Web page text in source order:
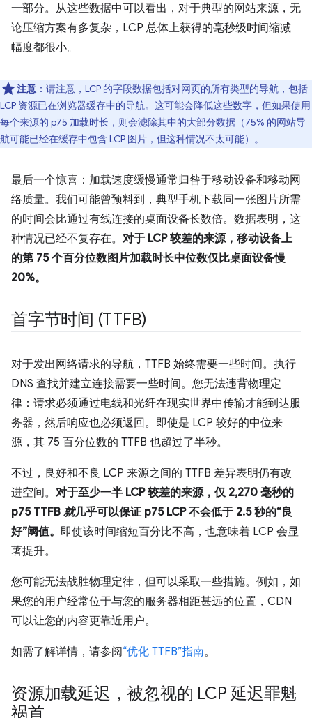
一部分。从这些数据中可以看出，对于典型的网站来源，无
论压缩方案有多复杂，LCP 总体上获得的毫秒级时间缩减
幅度都很小。
注意 ：请注意，LCP 的字段数据包括对网页的所有类型的导航，包括
LCP 资源已在浏览器缓存中的导航。这可能会降低这些数字，但如果使用
每个来源的 p75 加载时长，则会滤除其中的大部分数据（75% 的网站导
航可能已经在缓存中包含 LCP 图片，但这种情况不太可能）。
最后一个惊喜：加载速度缓慢通常归咎于移动设备和移动网
络质量。我们可能曾预料到，典型手机下载同一张图片所需
的时间会比通过有线连接的桌面设备长数倍。数据表明，这
种情况已经不复存在。 对于 LCP 较差的来源，移动设备上
的第 75 个百分位数图片加载时长中位数仅比桌面设备慢
20%。
首字节时间 (TTFB)
对于发出网络请求的导航，TTFB 始终需要一些时间。执行
DNS 查找并建立连接需要一些时间。您无法违背物理定
律：请求必须通过电线和光纤在现实世界中传输才能到达服
务器，然后响应也必须返回。即使是 LCP 较好的中位来
源，其 75 百分位数的 TTFB 也超过了半秒。
不过，良好和不良 LCP 来源之间的 TTFB 差异表明仍有改
进空间。 对于至少一半 LCP 较差的来源，仅 2,270 毫秒的
p75 TTFB 就几乎可以保证 p75 LCP 不会低于 2.5 秒的“良
好”阈值。 即使该时间缩短百分比不高，也意味着 LCP 会显
著提升。
您可能无法战胜物理定律，但可以采取一些措施。例如，如
果您的用户经常位于与您的服务器相距甚远的位置，CDN
可以让您的内容更靠近用户。
如需了解详情，请参阅“优化 TTFB”指南。
资源加载延迟，被忽视的 LCP 延迟罪魁
祸首